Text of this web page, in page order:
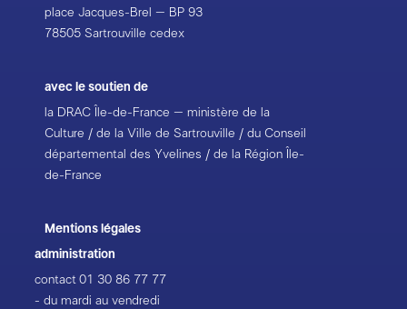
place Jacques-Brel – BP 93
78505 Sartrouville cedex
avec le soutien de
la DRAC Île-de-France – ministère de la
Culture / de la Ville de Sartrouville / du Conseil
départemental des Yvelines / de la Région Île-
de-France
Mentions légales
administration
contact01 30 86 77 77
- du mardi au vendredi